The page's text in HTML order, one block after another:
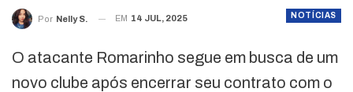
NOTÍCIAS
Por Nelly S. EM 14 JUL, 2025
O atacante Romarinho segue em busca de um
novo clube após encerrar seu contrato com o